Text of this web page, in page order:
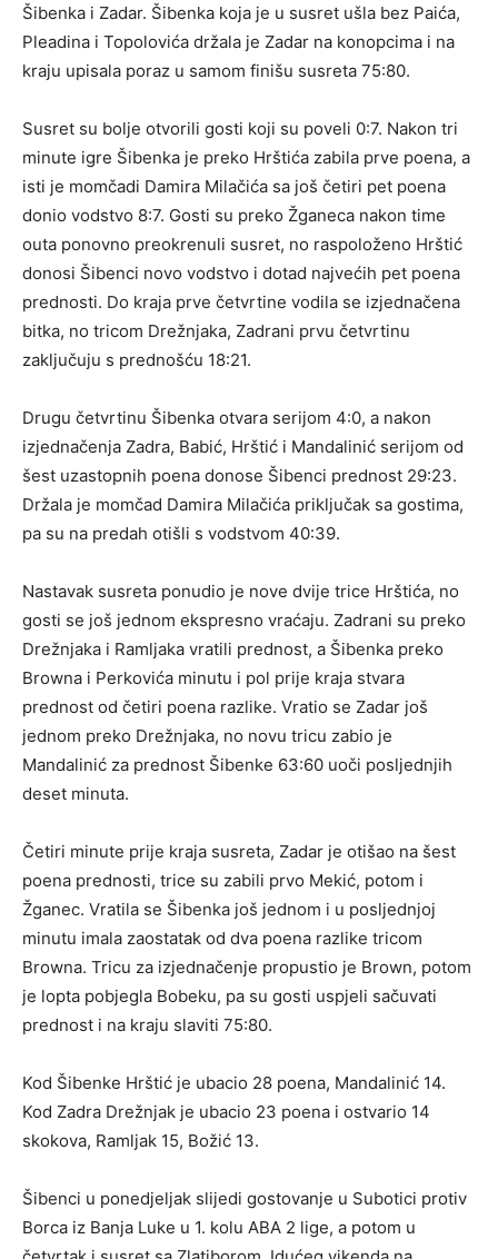
Šibenka i Zadar. Šibenka koja je u susret ušla bez Paića,
Pleadina i Topolovića držala je Zadar na konopcima i na
kraju upisala poraz u samom finišu susreta 75:80.
Susret su bolje otvorili gosti koji su poveli 0:7. Nakon tri
minute igre Šibenka je preko Hrštića zabila prve poena, a
isti je momčadi Damira Milačića sa još četiri pet poena
donio vodstvo 8:7. Gosti su preko Žganeca nakon time
outa ponovno preokrenuli susret, no raspoloženo Hrštić
donosi Šibenci novo vodstvo i dotad najvećih pet poena
prednosti. Do kraja prve četvrtine vodila se izjednačena
bitka, no tricom Drežnjaka, Zadrani prvu četvrtinu
zaključuju s prednošću 18:21.
Drugu četvrtinu Šibenka otvara serijom 4:0, a nakon
izjednačenja Zadra, Babić, Hrštić i Mandalinić serijom od
šest uzastopnih poena donose Šibenci prednost 29:23.
Držala je momčad Damira Milačića priključak sa gostima,
pa su na predah otišli s vodstvom 40:39.
Nastavak susreta ponudio je nove dvije trice Hrštića, no
gosti se još jednom ekspresno vraćaju. Zadrani su preko
Drežnjaka i Ramljaka vratili prednost, a Šibenka preko
Browna i Perkovića minutu i pol prije kraja stvara
prednost od četiri poena razlike. Vratio se Zadar još
jednom preko Drežnjaka, no novu tricu zabio je
Mandalinić za prednost Šibenke 63:60 uoči posljednjih
deset minuta.
Četiri minute prije kraja susreta, Zadar je otišao na šest
poena prednosti, trice su zabili prvo Mekić, potom i
Žganec. Vratila se Šibenka još jednom i u posljednjoj
minutu imala zaostatak od dva poena razlike tricom
Browna. Tricu za izjednačenje propustio je Brown, potom
je lopta pobjegla Bobeku, pa su gosti uspjeli sačuvati
prednost i na kraju slaviti 75:80.
Kod Šibenke Hrštić je ubacio 28 poena, Mandalinić 14.
Kod Zadra Drežnjak je ubacio 23 poena i ostvario 14
skokova, Ramljak 15, Božić 13.
Šibenci u ponedjeljak slijedi gostovanje u Subotici protiv
Borca iz Banja Luke u 1. kolu ABA 2 lige, a potom u